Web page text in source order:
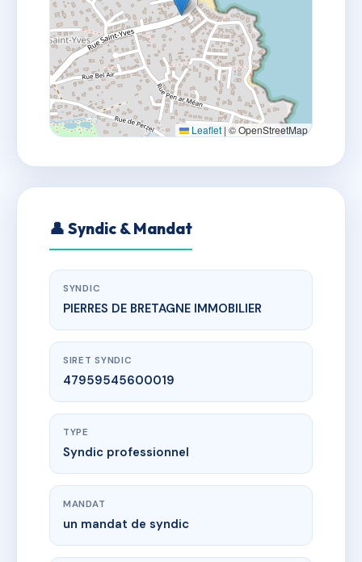
Leaflet | © OpenStreetMap
👤 Syndic & Mandat
SYNDIC
PIERRES DE BRETAGNE IMMOBILIER
SIRET SYNDIC
47959545600019
TYPE
Syndic professionnel
MANDAT
un mandat de syndic